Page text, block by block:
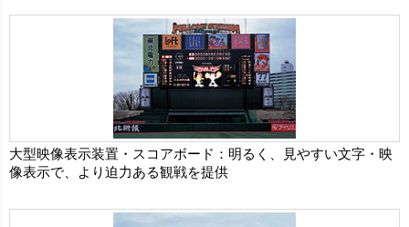
大型映像表示装置・スコアボード：明るく、見やすい文字・映
像表示で、より迫力ある観戦を提供